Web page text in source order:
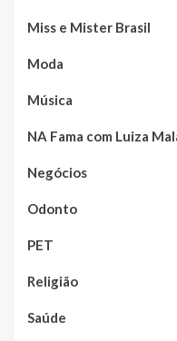
Miss e Mister Brasil
Moda
Música
NA Fama com Luiza
Negócios
Odonto
PET
Religião
Saúde